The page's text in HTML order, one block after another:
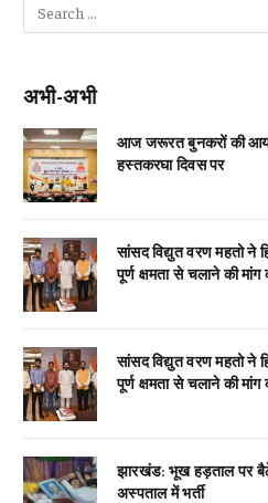
अभी-अभी
आज जरूरत बुनकरों की आय
हस्तकरघा दिवस पर
सांसद विद्युत वरण महतो ने
पूर्ण क्षमता से चलाने की मांग
सांसद विद्युत वरण महतो ने
पूर्ण क्षमता से चलाने की मांग
झारखंड: भूख हड़ताल पर बैठे
अस्पताल में भर्ती